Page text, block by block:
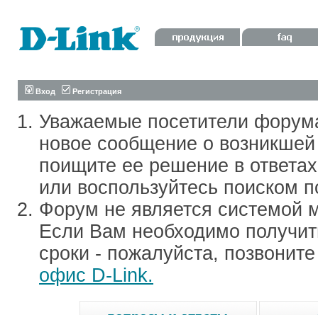
Вход Регистрация
Уважаемые посетители
новое сообщение о
поищите ее решение в
или воспользуйтесь поиском
Форум не является системой
Если Вам необходимо
сроки - пожалуйста,
офис D-Link.